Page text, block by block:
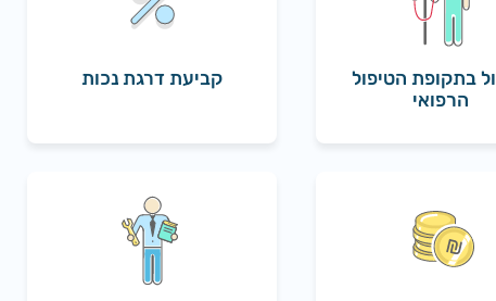
בתקופת הטיפול
הרפואי
קביעת דרגת נכות